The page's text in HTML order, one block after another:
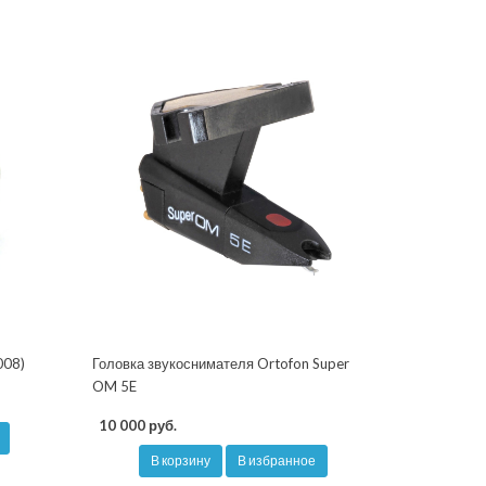
Головка звукоснимателя Ortofon Super
OM 5E
10 000 руб.
В корзину В избранное